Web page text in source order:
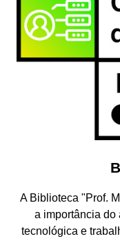
A Biblioteca "Prof.
a importância do
tecnológica e